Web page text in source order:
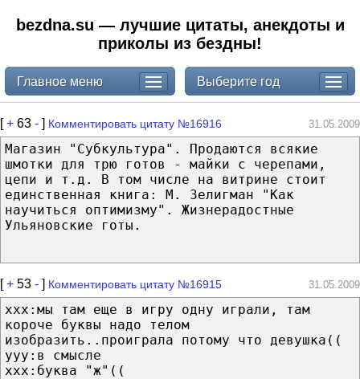
bezdna.su — лучшие цитаты, анекдоты и
приколы из бездны!
Главное меню Выберите год
[+ 63 - ] Комментировать цитату №16916 31.05.2009
Магазин "Субкультура". Продаются всякие
шмотки для трю готов - майки с черепами,
цепи и т.д. В том числе на витрине стоит
единственная книга: М. Зелигман "Как
научиться оптимизму". Жизнерадостные
Ульяновские готы.
[+ 53 - ] Комментировать цитату №16915 31.05.2009
ххх:мы там еще в игру одну играли, там
короче буквы надо телом
изобразить..проиграла потому что девушка((
yyy:в смысле
ххх:буква "ж"((